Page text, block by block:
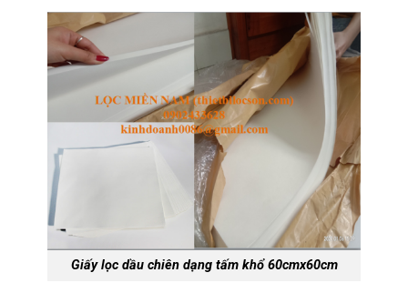
Giấy lọc dầu chiên dạng tấm khổ 60cmx60cm